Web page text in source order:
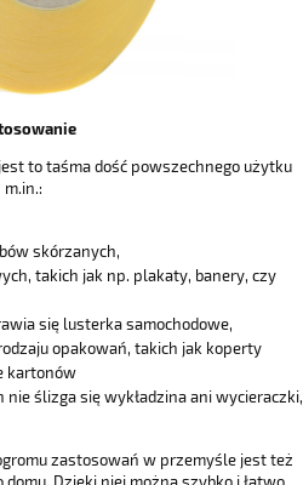
to taśma dość powszechnego użytku
m.in.:
skórzanych,
takich jak np. plakaty, banery, czy
się lusterka samochodowe,
opakowań, takich jak koperty
kartonów
ślizga się wykładzina ani wycieraczki,
zastosowań w przemyśle jest też
Dzięki niej można szybko i łatwo